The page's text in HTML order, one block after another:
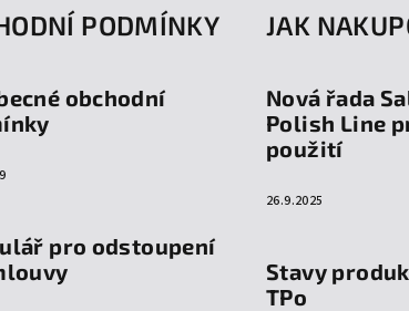
PODMÍNKY
obchodní
pro odstoupení
JAK
Nová řada
Polish Line
použití
26.9.2025
Stavy
TPo